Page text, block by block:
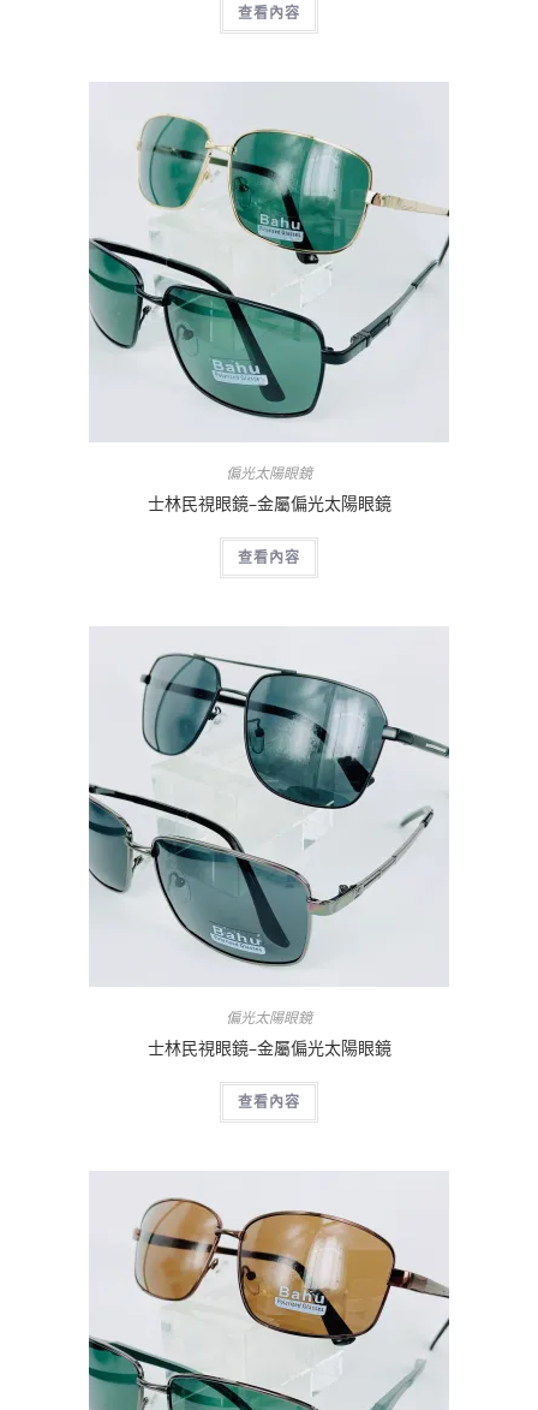
查看內容
偏光太陽眼鏡
士林民視眼鏡–金屬偏光太陽眼鏡
查看內容
偏光太陽眼鏡
士林民視眼鏡–金屬偏光太陽眼鏡
查看內容